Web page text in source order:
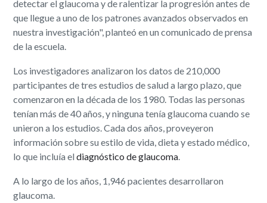
detectar el glaucoma y de ralentizar la progresión antes de
que llegue a uno de los patrones avanzados observados en
nuestra investigación", planteó en un comunicado de prensa
de la escuela.
Los investigadores analizaron los datos de 210,000
participantes de tres estudios de salud a largo plazo, que
comenzaron en la década de los 1980. Todas las personas
tenían más de 40 años, y ninguna tenía glaucoma cuando se
unieron a los estudios. Cada dos años, proveyeron
información sobre su estilo de vida, dieta y estado médico,
lo que incluía eldiagnóstico de glaucoma
A lo largo de los años, 1,946 pacientes desarrollaron
glaucoma.